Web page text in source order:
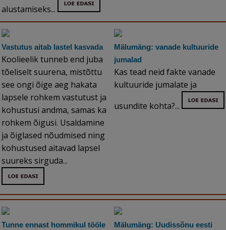
alustamiseks...
Vastutus aitab lastel kasvada
Koolieelik tunneb end juba
tõeliselt suurena, mistõttu
see ongi õige aeg hakata
lapsele rohkem vastutust ja
kohustusi andma, samas ka
rohkem õigusi. Usaldamine
ja õiglased nõudmised ning
kohustused aitavad lapsel
suureks sirguda...
Mälumäng: vanade kultuuride
jumalad
Kas tead neid fakte vanade
kultuuride jumalate ja
usundite kohta?...
Tunne ennast hommikul tööle
Mälumäng: Uudissõnu eesti